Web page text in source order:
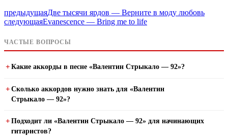
предыдущаяДве тысячи ярдов — Верните в моду любовь
следующаяEvanescence — Bring me to life
ЧАСТЫЕ ВОПРОСЫ
Какие аккорды в песне «Валентин Стрыкало — 92»?
Сколько аккордов нужно знать для «Валентин
Стрыкало — 92»?
Подходит ли «Валентин Стрыкало — 92» для начинающих
гитаристов?